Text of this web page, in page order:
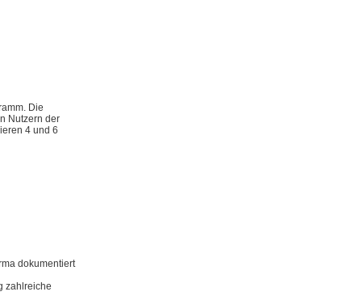
Die
Nutzern der
4 und 6
dokumentiert
zahlreiche